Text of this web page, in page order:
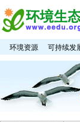
环境资源 可持续发